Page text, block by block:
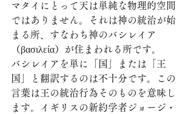
マタイにとって天は単純な物理的空間
ではありません。それは神の統治が始
まる所、すなわち神のバシレイア
（βασιλεία）が住まわれる所です。
バシレイアを単に「国」または「王
国」と翻訳するのは不十分です。この
言葉は王の統治行為そのものを意味し
ます。イギリスの新約学者ジョージ・